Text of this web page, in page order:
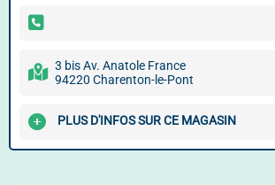
3 bis Av. Anatole France
94220 Charenton-le-Pont
PLUS D'INFOS SUR CE MAGASIN